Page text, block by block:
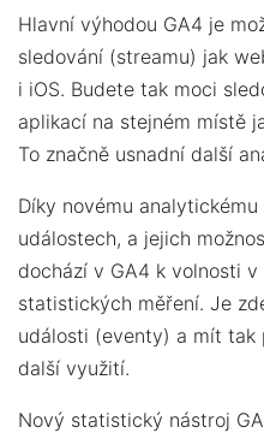
Hlavní výhodou GA4 je
sledování (streamu) jak
i iOS. Budete tak moci
aplikací na stejném místě
To značně usnadní další
Díky novému
událostech, a jejich
dochází v GA4 k volnosti
statistických měření. Je
události (eventy) a mít tak
další využití.
Nový statistický nástroj